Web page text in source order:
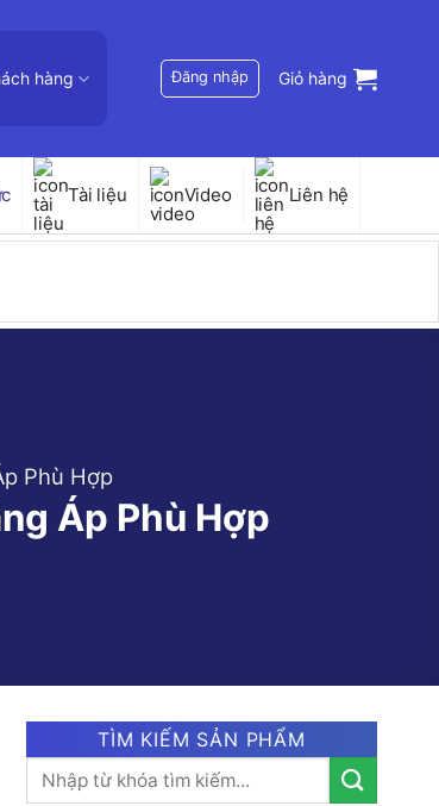
hàng Đăng nhập Giỏ hàng
Tài liệu Video Liên hệ
Phù Hợp
Áp Phù Hợp
TÌM KIẾM SẢN PHẨM
Tìm